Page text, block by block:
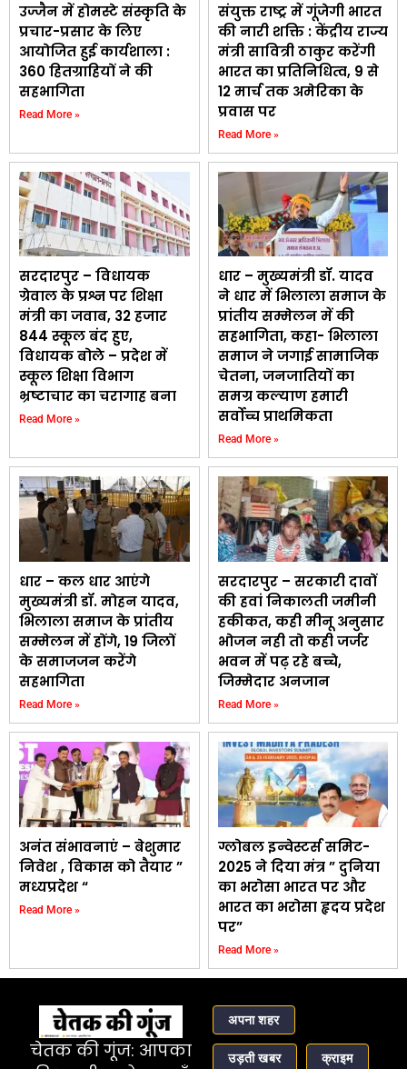
उज्जैन में होमस्टे संस्कृति के
प्रचार-प्रसार के लिए
आयोजित हुई कार्यशाला :
360 हितग्राहियों ने की
सहभागिता
Read More »
संयुक्त राष्ट्र में गूंजेगी भारत
की नारी शक्ति : केंद्रीय राज्य
मंत्री सावित्री ठाकुर करेंगी
भारत का प्रतिनिधित्व, 9 से
12 मार्च तक अमेरिका के
प्रवास पर
Read More »
सरदारपुर – विधायक
ग्रेवाल के प्रश्न पर शिक्षा
मंत्री का जवाब, 32 हजार
844 स्कूल बंद हुए,
विधायक बोले – प्रदेश में
स्कूल शिक्षा विभाग
भ्रष्टाचार का चरागाह बना
Read More »
धार – मुख्यमंत्री डॉ. यादव
ने धार में भिलाला समाज के
प्रांतीय सम्मेलन में की
सहभागिता, कहा- भिलाला
समाज ने जगाई सामाजिक
चेतना, जनजातियों का
समग्र कल्याण हमारी
सर्वोच्च प्राथमिकता
Read More »
धार – कल धार आएंगे
मुख्यमंत्री डॉ. मोहन यादव,
भिलाला समाज के प्रांतीय
सम्मेलन में होंगे, 19 जिलों
के समाजजन करेंगे
सहभागिता
Read More »
सरदारपुर – सरकारी दावों
की हवां निकालती जमीनी
हकीकत, कही मीनू अनुसार
भोजन नही तो कही जर्जर
भवन में पढ़ रहे बच्चे,
जिम्मेदार अनजान
Read More »
अनंत संभावनाएं – बेशुमार
निवेश , विकास को तैयार ”
मध्यप्रदेश “
Read More »
ग्लोबल इन्वेस्टर्स समिट-
2025 ने दिया मंत्र ” दुनिया
का भरोसा भारत पर और
भारत का भरोसा हृदय प्रदेश
पर”
Read More »
चेतक की गूंज: आपका
अपना शहर
उड़ती खबर क्राइम